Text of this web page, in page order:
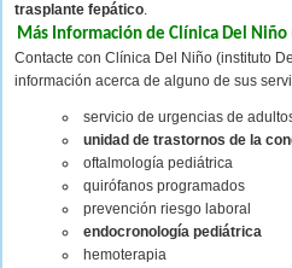
trasplante fepático.
Más Información de Clínica Del
Contacte con Clínica Del Niño (instituto
información acerca de alguno de sus
servicio de urgencias de
unidad de trastornos de la
oftalmología pediátrica
quirófanos programados
prevención riesgo laboral
endocronología pediátrica
hemoterapia